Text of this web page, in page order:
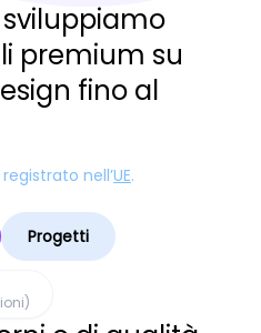
premium su
fino al
nell’UE.
Progetti